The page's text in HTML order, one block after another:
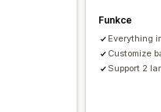
FADP
Tlačítka
Funkce
Everything
Customize
Support 2